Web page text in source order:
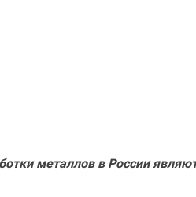
металлов в России